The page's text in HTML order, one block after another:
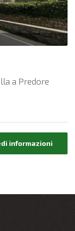
a Predore
informazioni